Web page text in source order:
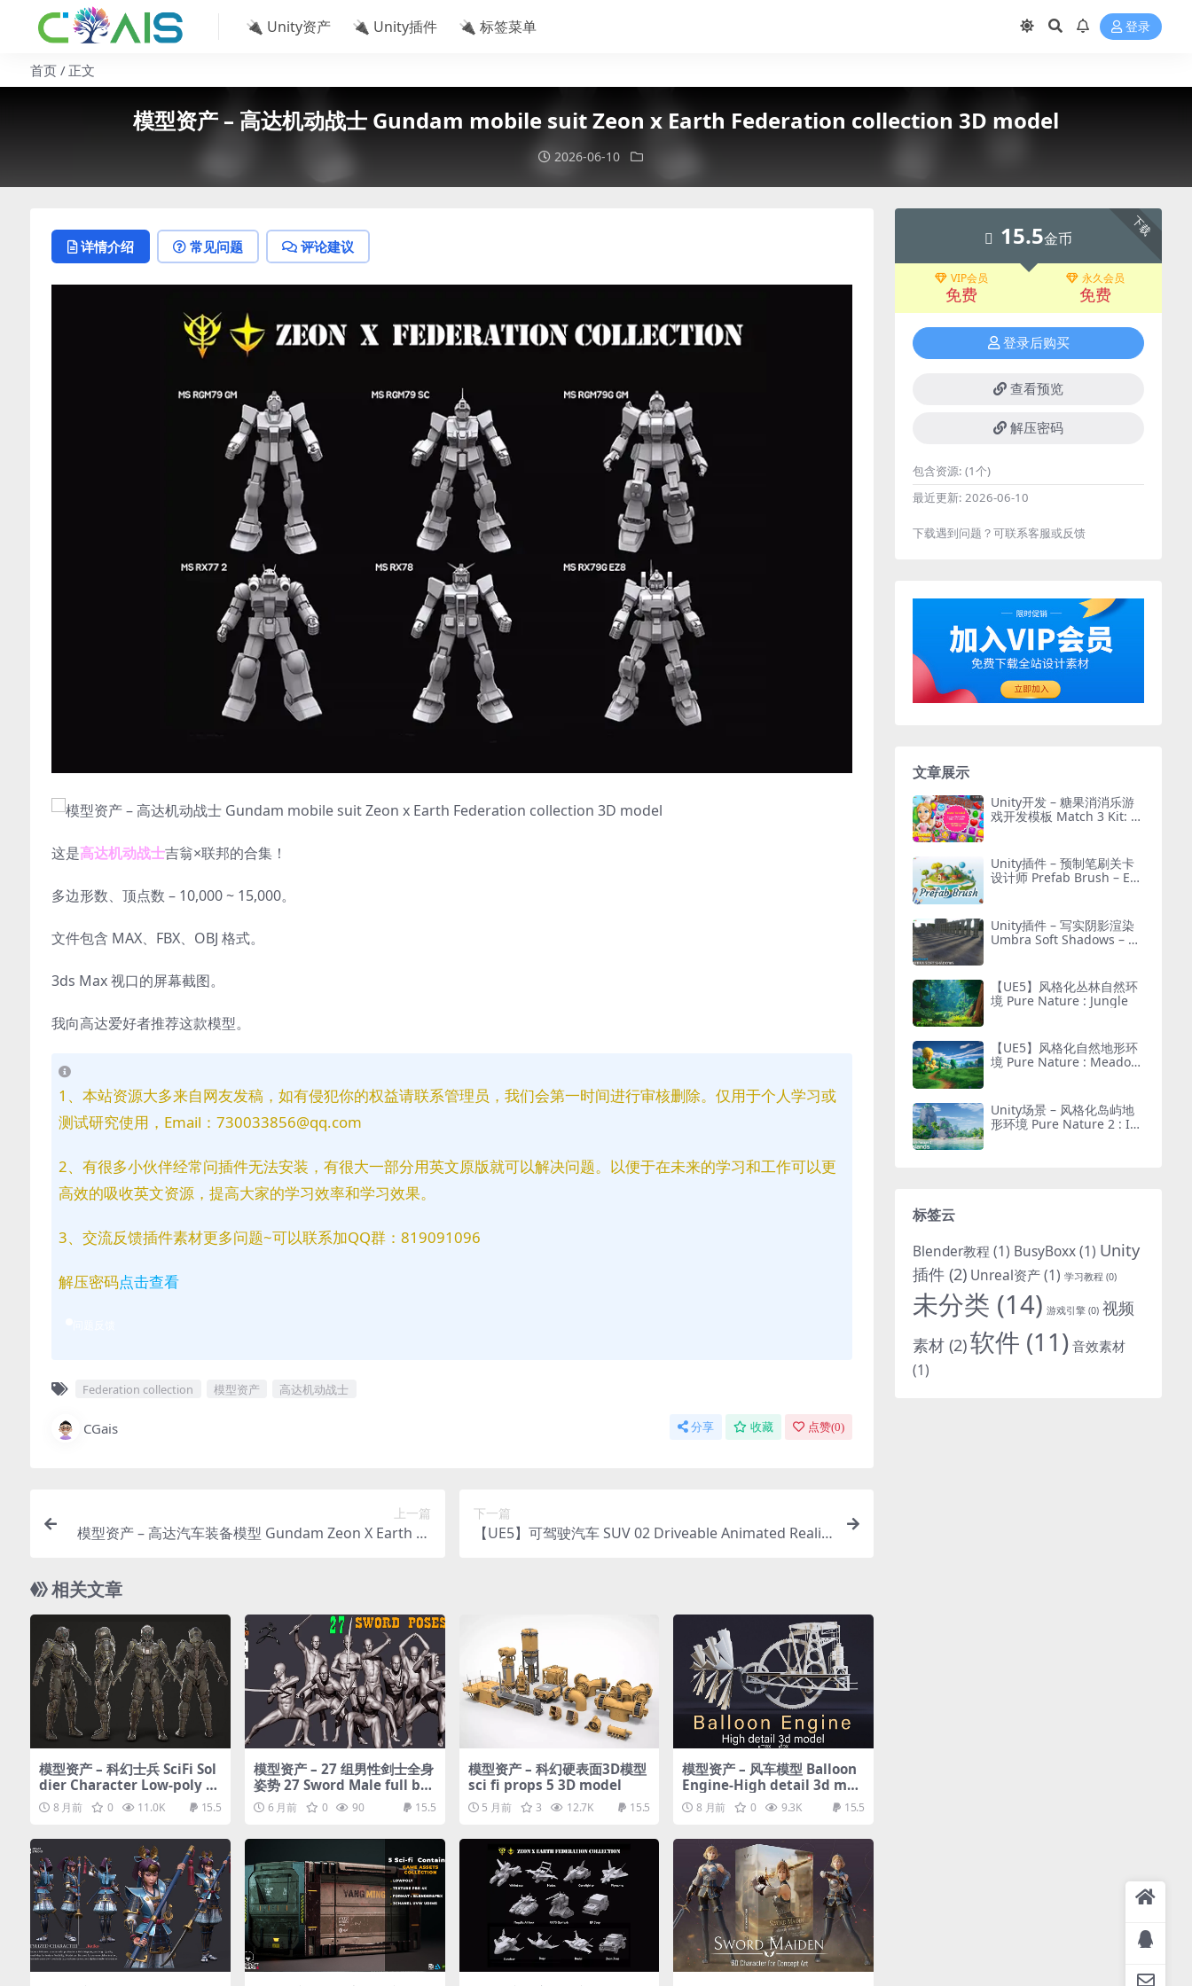
🔌 Unity资产 🔌 Unity插件 🔌 标签菜单 登录
首页 正文
模型资产 – 高达机动战士 Gundam mobile suit Zeon x Earth Federation collection 3D model
2026-06-10
详情介绍 常见问题 评论建议
这是高达机动战士吉翁×联邦的合集！
多边形数、顶点数 – 10,000 ~ 15,000。
文件包含 MAX、FBX、OBJ 格式。
3ds Max 视口的屏幕截图。
我向高达爱好者推荐这款模型。
1、本站资源大多来自网友发稿，如有侵犯你的权益请联系管理员，我们会第一时间进行审核删除。仅用于个人学习或
测试研究使用，Email：730033856@qq.com
2、有很多小伙伴经常问插件无法安装，有很大一部分用英文原版就可以解决问题。以便于在未来的学习和工作可以更
高效的吸收英文资源，提高大家的学习效率和学习效果。
3、交流反馈插件素材更多问题~可以联系加QQ群：819091096
解压密码点击查看
Federation collection 模型资产 高达机动战士
CGais 分享 收藏 点赞(0)
上一篇
模型资产 – 高达汽车装备模型 Gundam Zeon X Earth Fe
下一篇
【UE5】可驾驶汽车 SUV 02 Driveable Animated Realis
相关文章
模型资产 – 科幻士兵 SciFi Sol
dier Character Low-poly 3
D model
8 月前 0 11.0K 15.5
模型资产 – 27 组男性剑士全身
姿势 27 Sword Male full bo
dy poses ZTL+OBJ+STL
6 月前 0 90 15.5
模型资产 – 科幻硬表面3D模型
sci fi props 5 3D model
5 月前 3 12.7K 15.5
模型资产 – 风车模型 Balloon
Engine-High detail 3d mod
el 8 月前 0 9.3K 15.5
下载
15.5金币
VIP会员
免费
永久会员
免费
登录后购买
查看预览
解压密码
包含资源: (1个)
最近更新: 2026-06-10
下载遇到问题？可联系客服或反馈
文章展示
Unity开发 – 糖果消消乐游
戏开发模板 Match 3 Kit: S
Unity插件 – 预制笔刷关卡
设计师 Prefab Brush – Eas
Unity插件 – 写实阴影渲染
Umbra Soft Shadows – Be
【UE5】风格化丛林自然环
境 Pure Nature : Jungle
【UE5】风格化自然地形环
境 Pure Nature : Meadow
Unity场景 – 风格化岛屿地
形环境 Pure Nature 2 : Isl
标签云
Blender教程 (1) BusyBoxx(1) Unity
插件 (2) Unreal资产(1) 学习教程 (0)
未分类 (14) 游戏引擎 (0) 视频
素材 (2)软件 (11)音效素材
(1)